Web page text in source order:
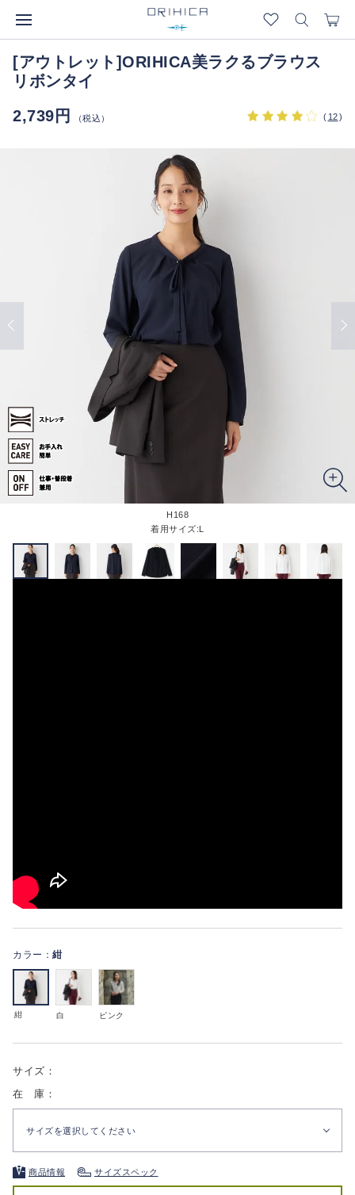
[アウトレット]ORIHICA美ラクるブラウス
リボンタイ
2,739円
（税込） ( 12)
H168
着用サイズ:L
カラー： 紺
紺 白 ピンク
サイズ：
在 庫：
サイズを選択してください
商品情報 サイズスペック